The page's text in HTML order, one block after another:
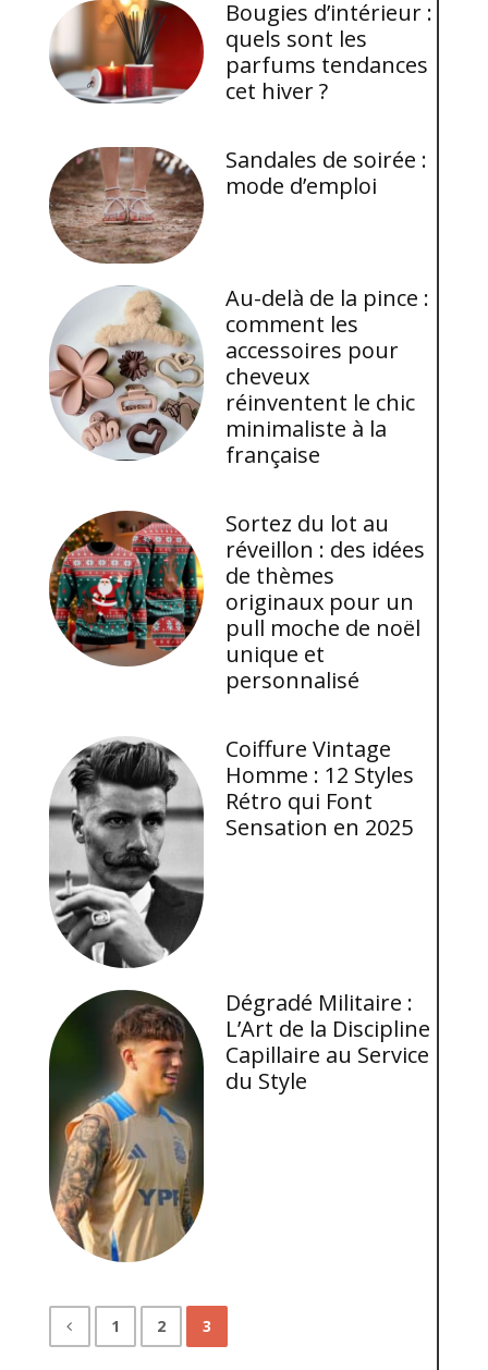
Bougies d’intérieur :
quels sont les
parfums tendances
cet hiver ?
Sandales de soirée :
mode d’emploi
Au-delà de la pince :
comment les
accessoires pour
cheveux
réinventent le chic
minimaliste à la
française
Sortez du lot au
réveillon : des idées
de thèmes
originaux pour un
pull moche de noël
unique et
personnalisé
Coiffure Vintage
Homme : 12 Styles
Rétro qui Font
Sensation en 2025
Dégradé Militaire :
L’Art de la Discipline
Capillaire au Service
du Style
1 2 3